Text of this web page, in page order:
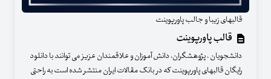
قالبهای زیبا و جالب پاورپوینت
قالب پاورپوینت
دانشجویان ، پژوهشگران، دانش آموزان و علاقمندان عزیز می توانند با دانلود
رایگان قالبهای پاورپوینت که در بانک مقالات ایران منتشر شده است به راحتی